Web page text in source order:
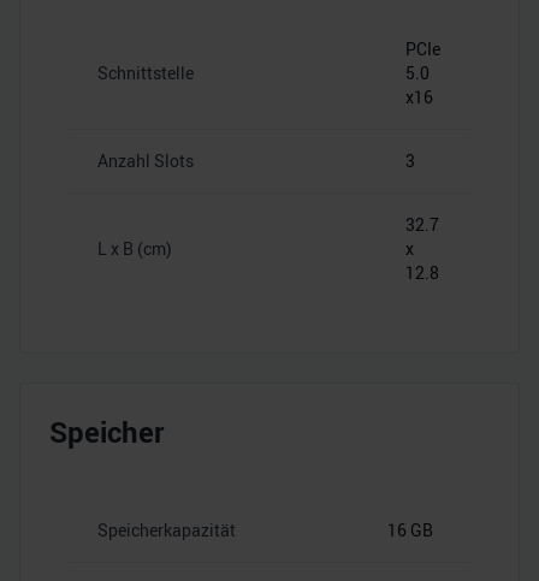
Schnittstelle
PCIe
5.0
x16
Anzahl Slots 3
L x B (cm)
32.7
x
12.8
Speicher
Speicherkapazität 16 GB